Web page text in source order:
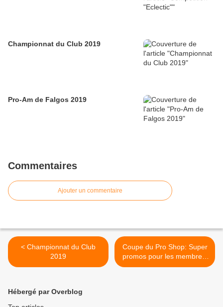
Championnat du Club 2019
Pro-Am de Falgos 2019
Commentaires
Ajouter un commentaire
< Championnat du Club
2019
Coupe du Pro Shop: Super
promos pour les membres!
>
Hébergé par Overblog